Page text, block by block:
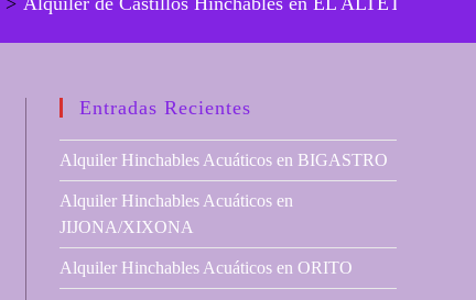
Entradas Recientes
Alquiler Hinchables Acuáticos en BIGASTRO
Alquiler Hinchables Acuáticos en
JIJONA/XIXONA
Alquiler Hinchables Acuáticos en ORITO